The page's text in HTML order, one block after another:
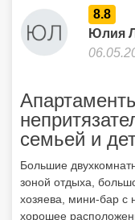
Большие
зоной отдыха,
хозяева, мини-бар с
хорошее
находится прямо
окнами на нее, мне
машин. Душ — беда
душа по всему
принадлежностей:
только посуда,
масла нет. В целом